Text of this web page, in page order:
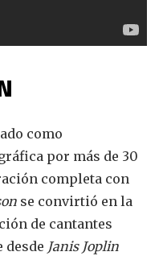
como
por más de 30
completa con
se convirtió en la
de cantantes
desde Janis Joplin